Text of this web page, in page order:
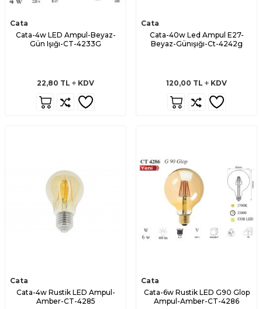
Cata
Cata-4w LED Ampul-Beyaz-
Gün Işığı-CT-4233G
22,80 TL KDV
Cata
Cata-40w Led Ampul E27-
Beyaz-Günışığı-Ct-4242g
120,00 TL KDV
Cata
Cata-4w Rustik LED Ampul-
Amber-CT-4285
Cata
Cata-6w Rustik LED G90 Glop
Ampul-Amber-CT-4286